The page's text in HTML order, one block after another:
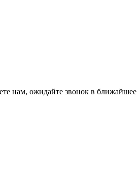
нам, ожидайте звонок в ближайшее